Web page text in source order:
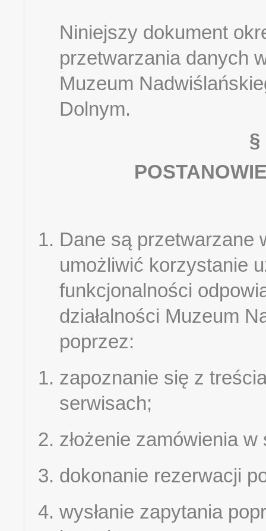
Niniejszy dokument
przetwarzania danych
Muzeum
Dolnym.
§
Dane są przetwarzane
umożliwić korzystanie
funkcjonalności
działalności Muzeum
poprzez:
zapoznanie się z
serwisach;
złożenie zamówienia
dokonanie rezerwacji
wysłanie zapytania